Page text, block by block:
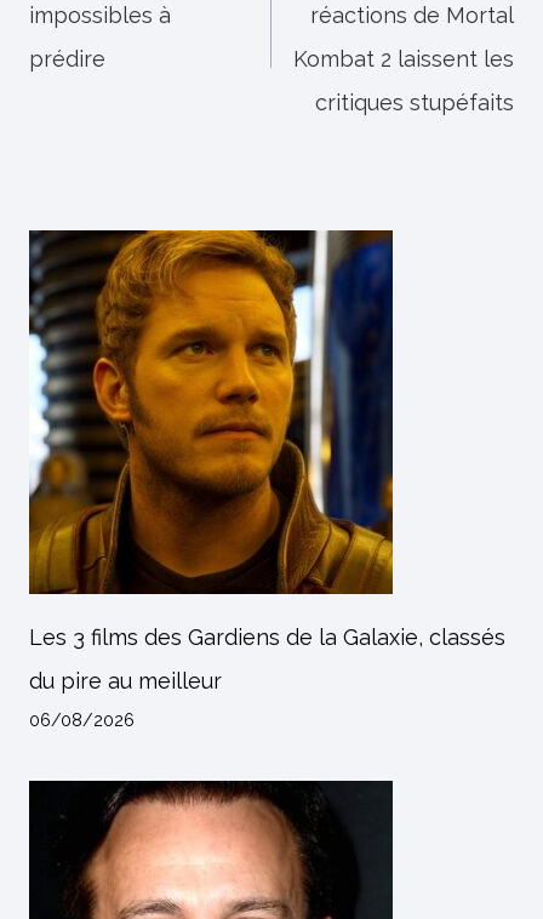
l’article
impossibles à
prédire
réactions de Mortal
Kombat 2 laissent les
critiques stupéfaits
Les 3 films des Gardiens de la Galaxie, classés
du pire au meilleur
06/08/2026